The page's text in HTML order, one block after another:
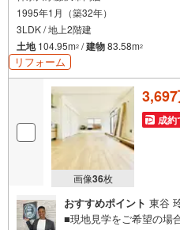
1995年1月（築32年）
3LDK / 地上2階建
土地104.95m2 /建物83.58m2
リフォーム
画像36枚
成約
おすすめポイント 東谷
■現地見学をご希望の場